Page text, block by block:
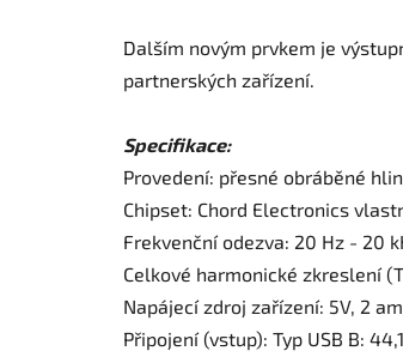
Dalším novým prvkem je
partnerských zařízení.
Specifikace:
Provedení: přesné obráběné
Chipset: Chord Electronics
Frekvenční odezva: 20 Hz - 20
Celkové harmonické zkreslení
Napájecí zdroj zařízení: 5V, 2
Připojení (vstup): Typ USB B: